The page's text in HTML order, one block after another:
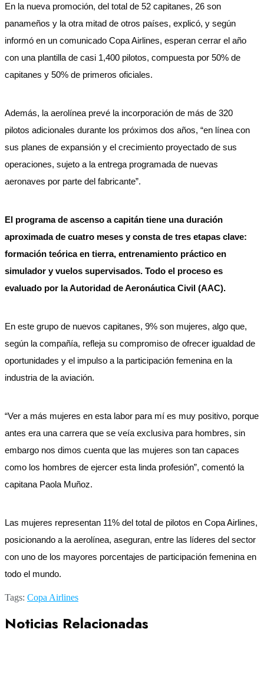
En la nueva promoción, del total de 52 capitanes, 26 son
panameños y la otra mitad de otros países, explicó, y según
informó en un comunicado Copa Airlines, esperan cerrar el año
con una plantilla de casi 1,400 pilotos, compuesta por 50% de
capitanes y 50% de primeros oficiales.
Además, la aerolínea prevé la incorporación de más de 320
pilotos adicionales durante los próximos dos años, “en línea con
sus planes de expansión y el crecimiento proyectado de sus
operaciones, sujeto a la entrega programada de nuevas
aeronaves por parte del fabricante”.
El programa de ascenso a capitán tiene una duración
aproximada de cuatro meses y consta de tres etapas clave:
formación teórica en tierra, entrenamiento práctico en
simulador y vuelos supervisados. Todo el proceso es
evaluado por la Autoridad de Aeronáutica Civil (AAC).
En este grupo de nuevos capitanes, 9% son mujeres, algo que,
según la compañía, refleja su compromiso de ofrecer igualdad de
oportunidades y el impulso a la participación femenina en la
industria de la aviación.
“Ver a más mujeres en esta labor para mí es muy positivo, porque
antes era una carrera que se veía exclusiva para hombres, sin
embargo nos dimos cuenta que las mujeres son tan capaces
como los hombres de ejercer esta linda profesión”, comentó la
capitana Paola Muñoz.
Las mujeres representan 11% del total de pilotos en Copa Airlines,
posicionando a la aerolínea, aseguran, entre las líderes del sector
con uno de los mayores porcentajes de participación femenina en
todo el mundo.
Tags: Copa Airlines
Noticias Relacionadas